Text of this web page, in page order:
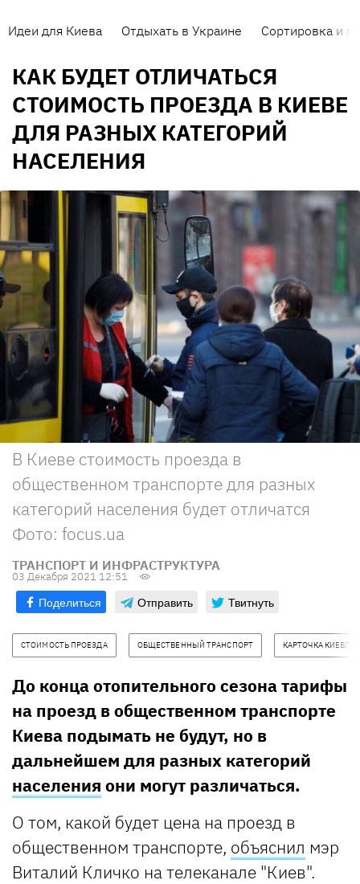
Идеи для Киева Отдыхать в Украине Сортировка и
КАК БУДЕТ ОТЛИЧАТЬСЯ
СТОИМОСТЬ ПРОЕЗДА В КИЕВЕ
ДЛЯ РАЗНЫХ КАТЕГОРИЙ
НАСЕЛЕНИЯ
В Киеве стоимость проезда в
общественном транспорте для разных
категорий населения будет отличатся
Фото: focus.ua
ТРАНСПОРТ И ИНФРАСТРУКТУРА
03 Декабря 2021 12:51
Поделиться Отправить Твитнуть
СТОИМОСТЬ ПРОЕЗДА ОБЩЕСТВЕННЫЙ ТРАНСПОРТ КАРТОЧКА
До конца отопительного сезона тарифы
на проезд в общественном транспорте
Киева подымать не будут, но в
дальнейшем для разных категорий
населения они могут различаться.
О том, какой будет цена на проезд в
общественном транспорте, объяснил мэр
Виталий Кличко на телеканале "Киев".